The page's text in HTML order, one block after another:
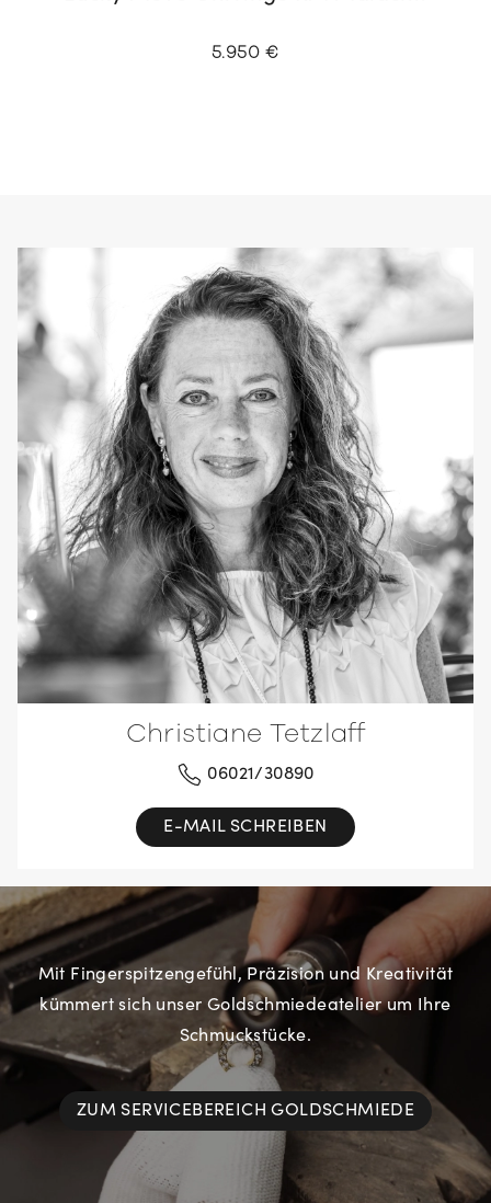
5.950 €
Christiane Tetzlaff
06021/30890
E-MAIL SCHREIBEN
Mit Fingerspitzengefühl, Präzision und Kreativität
kümmert sich unser Goldschmiedeatelier um Ihre
Schmuckstücke.
ZUM SERVICEBEREICH GOLDSCHMIEDE